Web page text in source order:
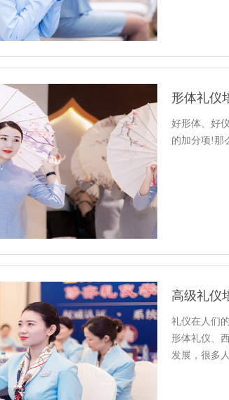
形体礼仪
好形体、好
的加分项!那
高级礼仪
礼仪在人们
形体礼仪、
发展，很多